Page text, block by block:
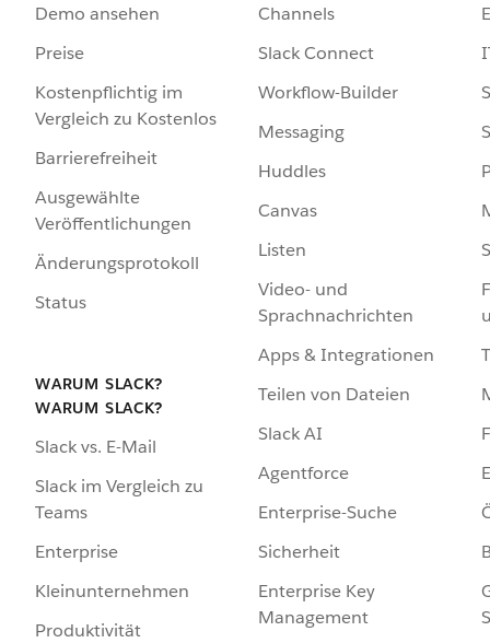
Demo ansehen
Preise
Kostenpflichtig im
Vergleich zu Kostenlos
Barrierefreiheit
Ausgewählte
Veröffentlichungen
Änderungsprotokoll
Status
WARUM SLACK?
WARUM SLACK?
Slack vs. E-Mail
Slack im Vergleich zu
Teams
Enterprise
Kleinunternehmen
Produktivität
Channels
Slack Connect
Workflow-Builder
Messaging
Huddles
Canvas
Listen
Video- und
Sprachnachrichten
Apps & Integrationen
Teilen von Dateien
Slack AI
Agentforce
Enterprise-Suche
Sicherheit
Enterprise Key
Management